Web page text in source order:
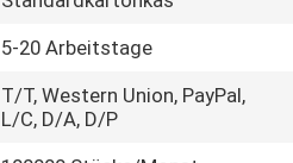
5-20 Arbeitstage
T/T, Western Union, PayPal,
L/C, D/A, D/P